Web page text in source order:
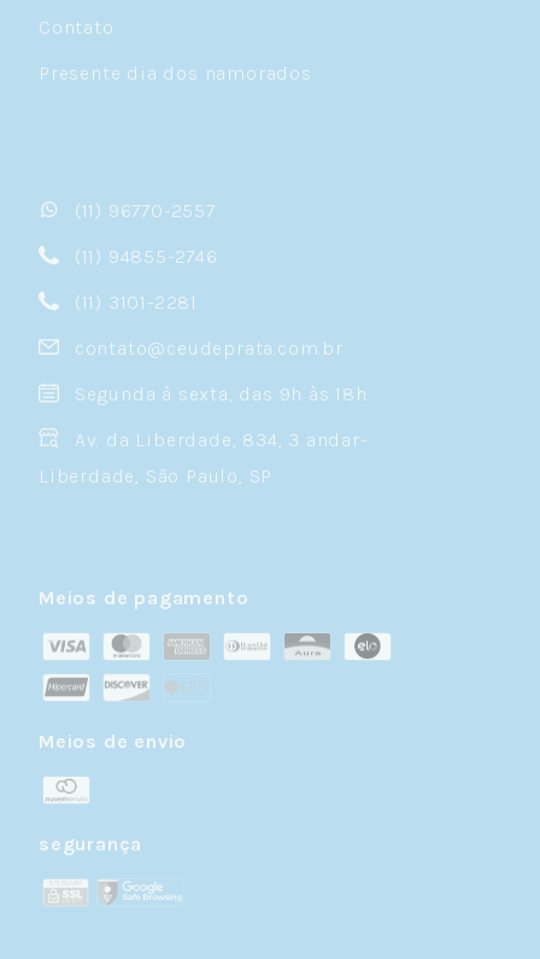
Contato
Presente dia dos namorados
(11) 96770-2557
(11) 94855-2746
(11) 3101-2281
contato@ceudeprata.com.br
Segunda à sexta, das 9h às 18h
Av. da Liberdade, 834, 3 andar-
Liberdade, São Paulo, SP
Meios de pagamento
Meios de envio
segurança